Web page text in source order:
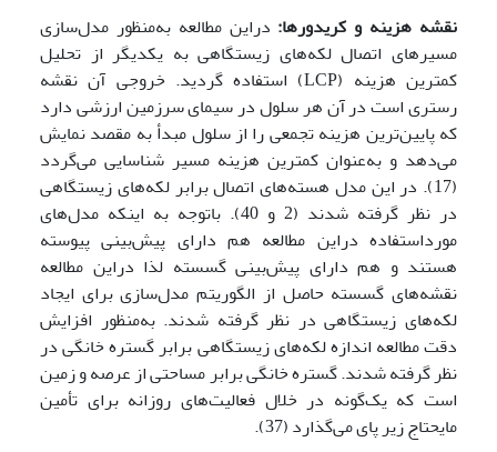
نقشه هزینه و کریدورها: دراین مطالعه به‌منظور مدل‌سازی
مسیرهای اتصال لکه‌های زیستگاهی به یکدیگر از تحلیل
کمترین هزینه (LCP) استفاده گردید. خروجی آن نقشه
رستری است در آن هر سلول در سیمای سرزمین ارزشی دارد
که پایین‌ترین هزینه تجمعی را از سلول مبدأ به مقصد نمایش
می‌دهد و به‌عنوان کمترین هزینه مسیر شناسایی می‌گردد
(17). در این مدل هسته‌های اتصال برابر لکه‌های زیستگاهی
در نظر گرفته شدند (2 و 40). باتوجه به اینکه مدل‌های
مورداستفاده دراین مطالعه هم دارای پیش‌بینی پیوسته
هستند و هم دارای پیش‌بینی گسسته لذا دراین مطالعه
نقشه‌های گسسته حاصل از الگوریتم مدل‌سازی برای ایجاد
لکه‌های زیستگاهی در نظر گرفته شدند. به‌منظور افزایش
دقت مطالعه اندازه لکه‌های زیستگاهی برابر گستره خانگی در
نظر گرفته شدند. گستره خانگی برابر مساحتی از عرصه و زمین
است که یک‌گونه در خلال فعالیت‌های روزانه برای تأمین
مایحتاج زیر پای می‌گذارد (37).